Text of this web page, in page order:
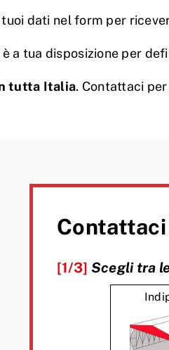
dati nel form per
a tua disposizione per
tutta Italia. Contattaci
[1/3] Scegli tra